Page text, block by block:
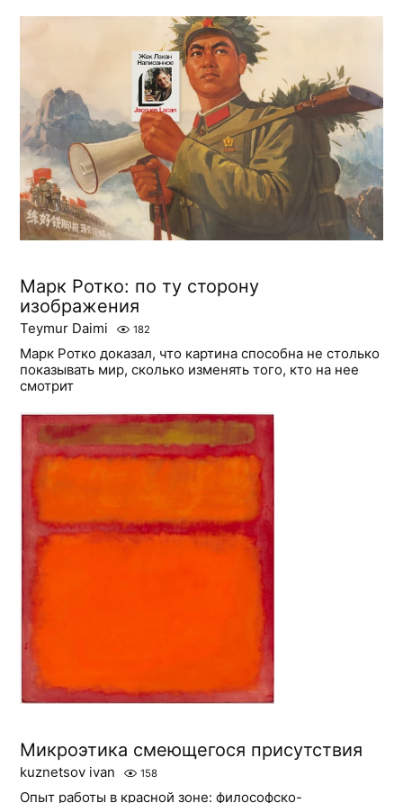
Марк Ротко: по ту сторону
изображения
Teymur Daimi 182
Марк Ротко доказал, что картина способна не столько
показывать мир, сколько изменять того, кто на нее
смотрит
Микроэтика смеющегося присутствия
kuznetsov ivan 158
Опыт работы в красной зоне: философско-